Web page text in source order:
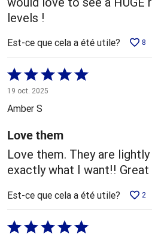
levels !
Est-ce que cela a été utile? 8
Coté
5 sur
5
19 oct. 2025
Amber S
Love them
Love them. They are
exactly what I want!!
Est-ce que cela a été utile? 2
Coté